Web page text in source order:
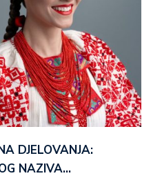
DJELOVANJA:
NAZIVA…